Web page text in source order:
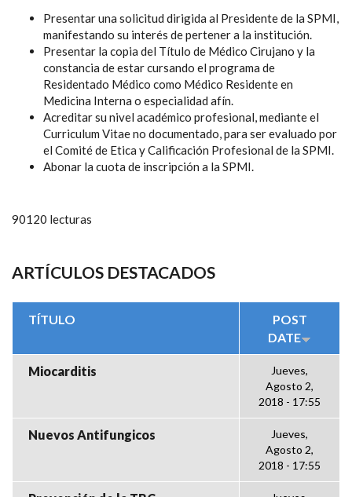
Presentar una solicitud dirigida al Presidente de la SPMI,
manifestando su interés de pertener a la institución.
Presentar la copia del Título de Médico Cirujano y la
constancia de estar cursando el programa de
Residentado Médico como Médico Residente en
Medicina Interna o especialidad afín.
Acreditar su nivel académico profesional, mediante el
Curriculum Vitae no documentado, para ser evaluado por
el Comité de Etica y Calificación Profesional de la SPMI.
Abonar la cuota de inscripción a la SPMI.
90120 lecturas
ARTÍCULOS DESTACADOS
TÍTULO
POST
DATE
Miocarditis
Jueves,
Agosto 2,
2018 - 17:55
Nuevos Antifungicos
Jueves,
Agosto 2,
2018 - 17:55